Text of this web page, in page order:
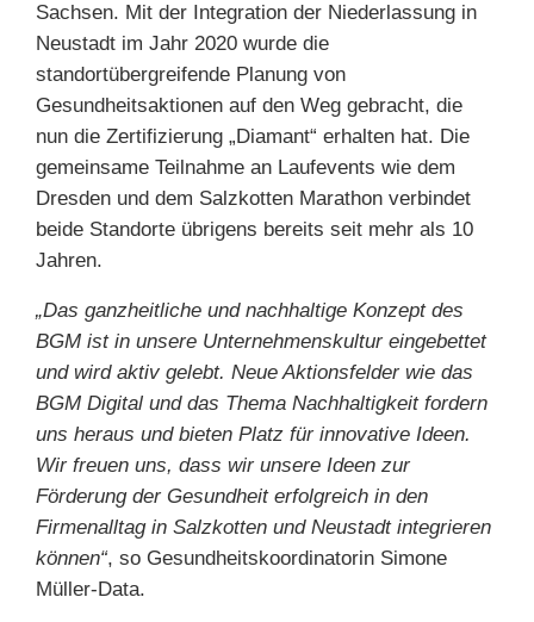
Sachsen. Mit der Integration der Niederlassung in
Neustadt im Jahr 2020 wurde die
standortübergreifende Planung von
Gesundheitsaktionen auf den Weg gebracht, die
nun die Zertifizierung „Diamant“ erhalten hat. Die
gemeinsame Teilnahme an Laufevents wie dem
Dresden und dem Salzkotten Marathon verbindet
beide Standorte übrigens bereits seit mehr als 10
Jahren.
„Das ganzheitliche und nachhaltige Konzept des
BGM ist in unsere Unternehmenskultur eingebettet
und wird aktiv gelebt. Neue Aktionsfelder wie das
BGM Digital und das Thema Nachhaltigkeit fordern
uns heraus und bieten Platz für innovative Ideen.
Wir freuen uns, dass wir unsere Ideen zur
Förderung der Gesundheit erfolgreich in den
Firmenalltag in Salzkotten und Neustadt integrieren
können“, so Gesundheitskoordinatorin Simone
Müller-Data.